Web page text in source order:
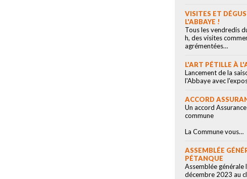
VISITES ET
L'ABBAYE !
Tous les vendredis
h, des visites
agrémentées…
L'ART PÉTILLE À
Lancement de la
l'Abbaye avec
ACCORD
Un accord
commune
La Commune vous…
ASSEMBLÉE
PÉTANQUE
Assemblée générale
décembre 2023 au